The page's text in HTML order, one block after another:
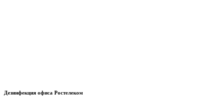
Дезинфекция офиса Ростелеком